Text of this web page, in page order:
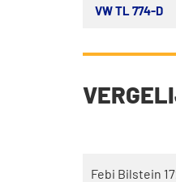
VW TL 774-D
Febi Bilstein